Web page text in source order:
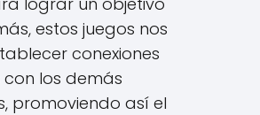
estos juegos nos
conexiones
los demás
promoviendo así el